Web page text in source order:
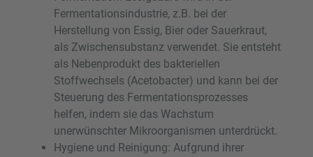
Fermentationsindustrie, z.B. bei der
Herstellung von Essig, Bier oder Sauerkraut,
als Zwischensubstanz verwendet. Sie entsteht
als Nebenprodukt des bakteriellen
Stoffwechsels (Acetobacter) und kann bei der
Steuerung des Fermentationsprozesses
helfen, indem sie das Wachstum
unerwünschter Mikroorganismen unterdrückt.
Hygiene und Reinigung: Aufgrund ihrer